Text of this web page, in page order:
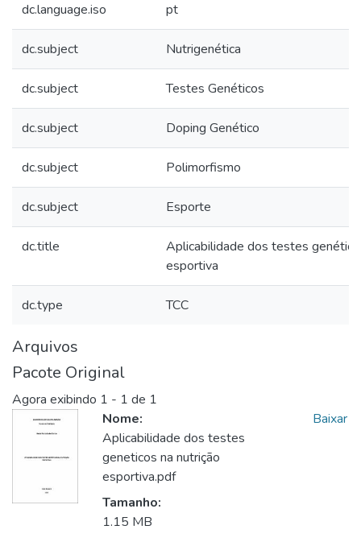
dc.language.iso pt
dc.subject Nutrigenética
dc.subject Testes Genéticos
dc.subject Doping Genético
dc.subject Polimorfismo
dc.subject Esporte
dc.title
Aplicabilidade dos testes
esportiva
dc.type TCC
Arquivos
Pacote Original
Agora exibindo 1 - 1 de 1
Nome:
Aplicabilidade dos testes
geneticos na nutrição
esportiva.pdf
Tamanho:
1.15 MB
Baixar